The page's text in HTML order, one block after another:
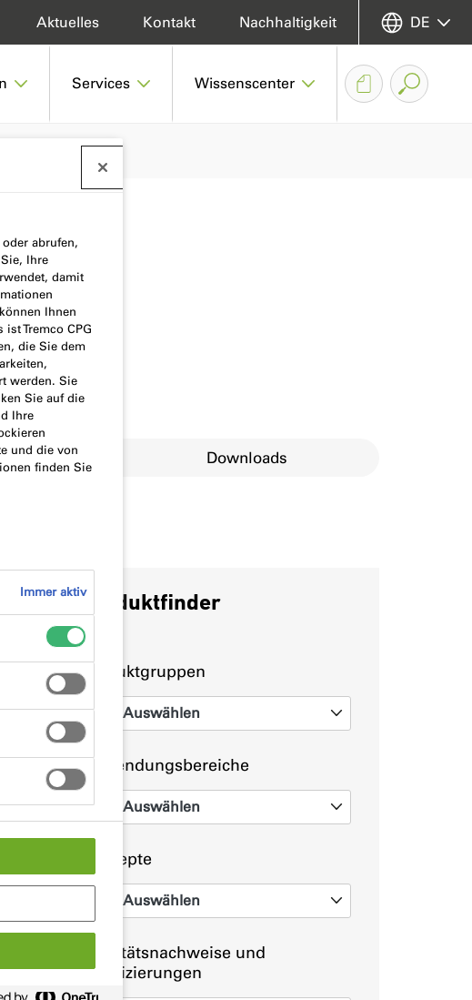
Services Wissenscenter
Aktuelles Kontakt Nachhaltigkeit DE
Downloads
Produktfinder
Produktgruppen
0 Auswählen
Anwendungsbereiche
0 Auswählen
Konzepte
Auswählen
Qualitätsnachweise und
Zertifizierungen
abrufen,
Ihre
damit
Ihnen
Tremco CPG
die Sie dem
werden. Sie
Sie auf die
Ihre
und die von
finden Sie
Immer aktiv